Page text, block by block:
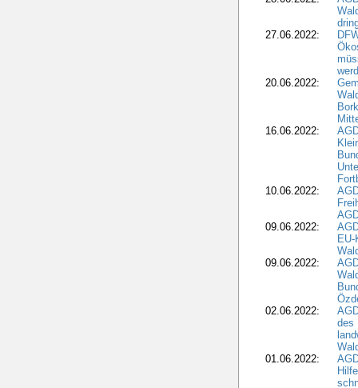
27.06.2022:
20.06.2022:
16.06.2022:
10.06.2022:
09.06.2022:
09.06.2022:
02.06.2022:
des
01.06.2022: